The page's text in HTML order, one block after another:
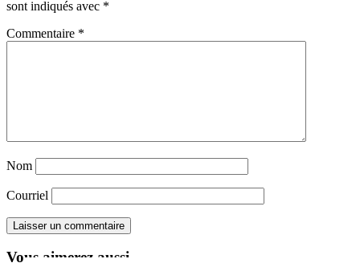
sont indiqués avec *
Commentaire *
Nom
Courriel
Vous aimerez aussi ...